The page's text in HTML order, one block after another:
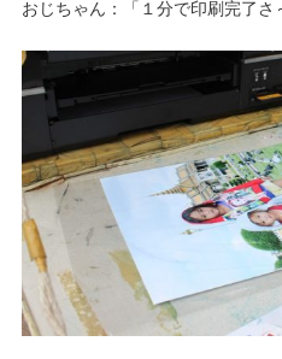
おじちゃん：「１分で印刷完了さ